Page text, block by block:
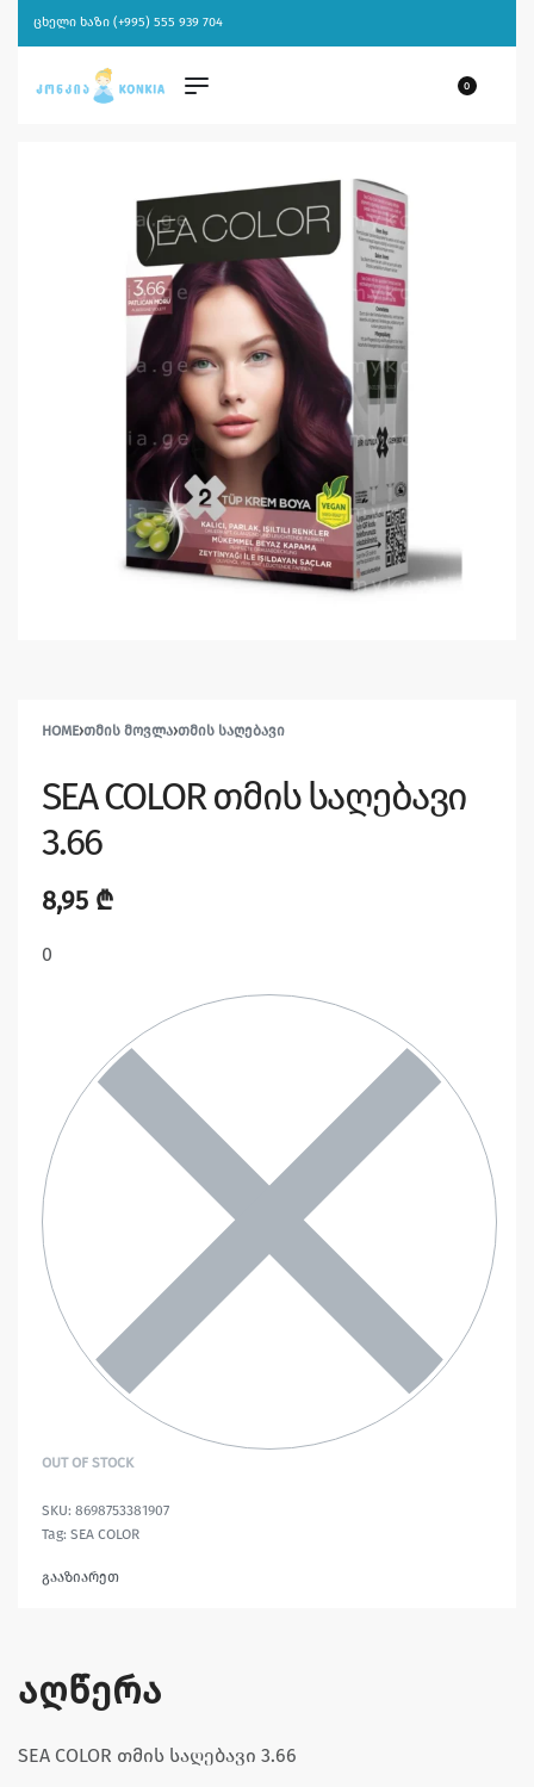
ცხელი ხაზი (+995) 555 939 704
0
HOME›ᲗᲛᲘᲡ ᲛᲝᲕᲚᲐ›ᲗᲛᲘᲡ ᲡᲐᲦᲔᲑᲐᲕᲘ
SEA COLOR თმის საღებავი
3.66
8,95 ₾
0
OUT OF STOCK
8698753381907
Tag: SEA COLOR
გააზიარეთ
აღწერა
SEA COLOR თმის საღებავი 3.66